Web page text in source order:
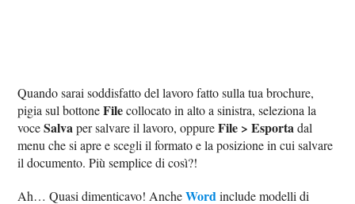
Quando sarai soddisfatto del lavoro fatto sulla tua brochure,
pigia sul bottoneFilecollocato in alto a sinistra, seleziona la
voceSalvaper salvare il lavoro, oppureFile > Esportadal
menu che si apre e scegli il formato e la posizione in cui salvare
il documento. Più semplice di così?!
Ah… Quasi dimenticavo! AncheWordinclude modelli di